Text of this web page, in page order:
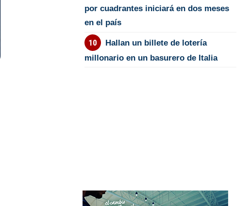
por cuadrantes iniciará en dos meses
en el país
Hallan un billete de lotería
millonario en un basurero de Italia